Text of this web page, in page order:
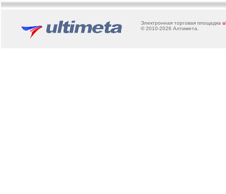
Электронная торговая площадка u
© 2010-2026 Алтимета